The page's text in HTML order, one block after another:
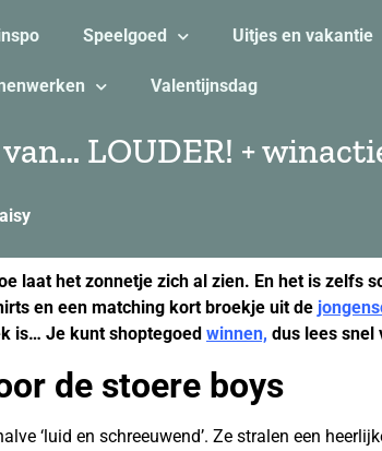
Speelgoed Uitjes en vakantie
Valentijnsdag
LOUDER! +
laat het zonnetje zich al zien. En het is zelfs
en een matching kort broekje uit de
is… Je kunt shoptegoed winnen, dus lees snel
de stoere boys
‘luid en schreeuwend’. Ze stralen een